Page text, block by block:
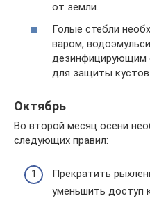
от земли.
Голые стебли
варом,
дезинфицирующим
для защиты кустов
Октябрь
Во второй месяц осени
следующих правил:
Прекратить
уменьшить доступ